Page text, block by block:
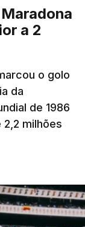
a 2
o golo
da
de 1986
milhões